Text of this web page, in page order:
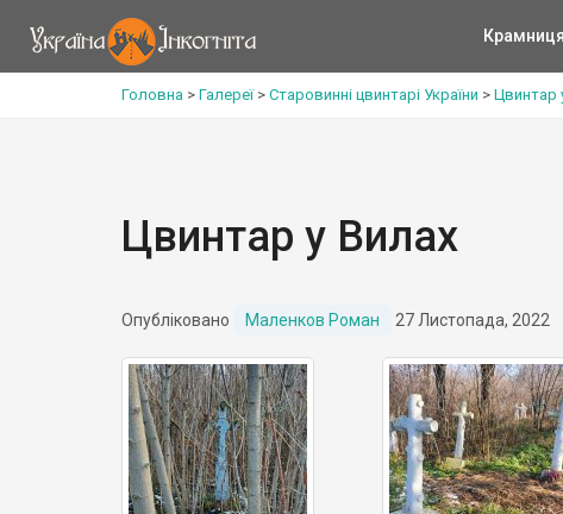
Крамниця
Головна > Галереї> Старовинні цвинтарі України > Цвинтар
Цвинтар у Вилах
Опубліковано Маленков Роман 27 Листопада, 2022